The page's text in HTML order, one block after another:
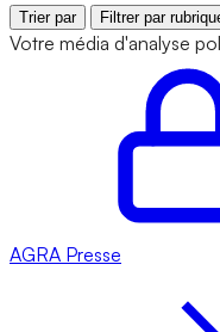
Trier par Filtrer par
Votre média d'analyse
AGRA Presse